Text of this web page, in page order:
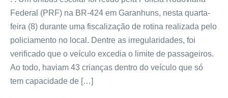
Federal (PRF) na BR-424 em Garanhuns, nesta quarta-
feira (8) durante uma fiscalização de rotina realizada pelo
policiamento no local. Dentre as irregularidades, foi
verificado que o veículo excedia o limite de passageiros.
Ao todo, haviam 43 crianças dentro do veículo que só
tem capacidade de […]